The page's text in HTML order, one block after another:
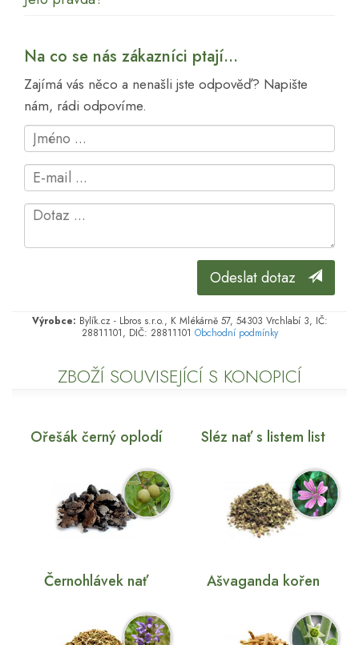
Na co se nás zákazníci ptají...
Zajímá vás něco a nenašli jste odpověď? Napište
nám, rádi odpovíme.
Odeslat dotaz
Výrobce: Bylík.cz - Lbros s.r.o., K Mlékárně 57, 54303 Vrchlabí 3, IČ:
28811101, DIČ: 28811101 Obchodní podmínky
ZBOŽÍ SOUVISEJÍCÍ S KONOPICÍ
Ořešák černý oplodí Sléz nať s listem list
Černohlávek nať Ašvaganda kořen